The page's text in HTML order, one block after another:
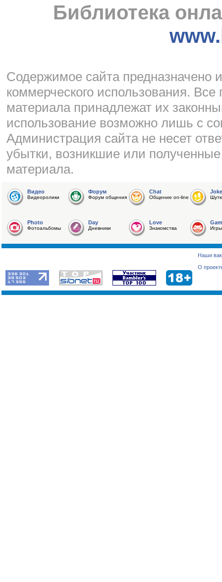
Библиотека
Cодержимое сайта предназначено
коммерческого использования.
материала принадлежат их
использование возможно лишь с
Администрация сайта не несет
убытки, возникшие или
материала.
Видео
Видеоролики
Форум
Форум общения
Chat
Общение on-line
Joke
Photo
Фотоальбомы
Day
Дневники
Love
Знакомства Игры
Наши
О